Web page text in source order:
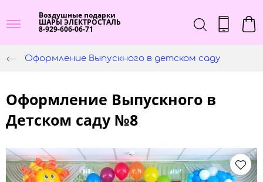
Воздушные подарки
ШАРЫ ЭЛЕКТРОСТАЛЬ
8-929-606-06-71
Оформление Выпускного в детском саду
Оформление Выпускного в
Детском саду №8